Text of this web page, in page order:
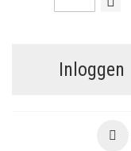
Inloggen